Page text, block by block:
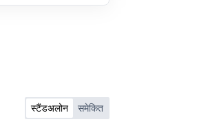
June 2026
स्टैंडअलोन समेकित